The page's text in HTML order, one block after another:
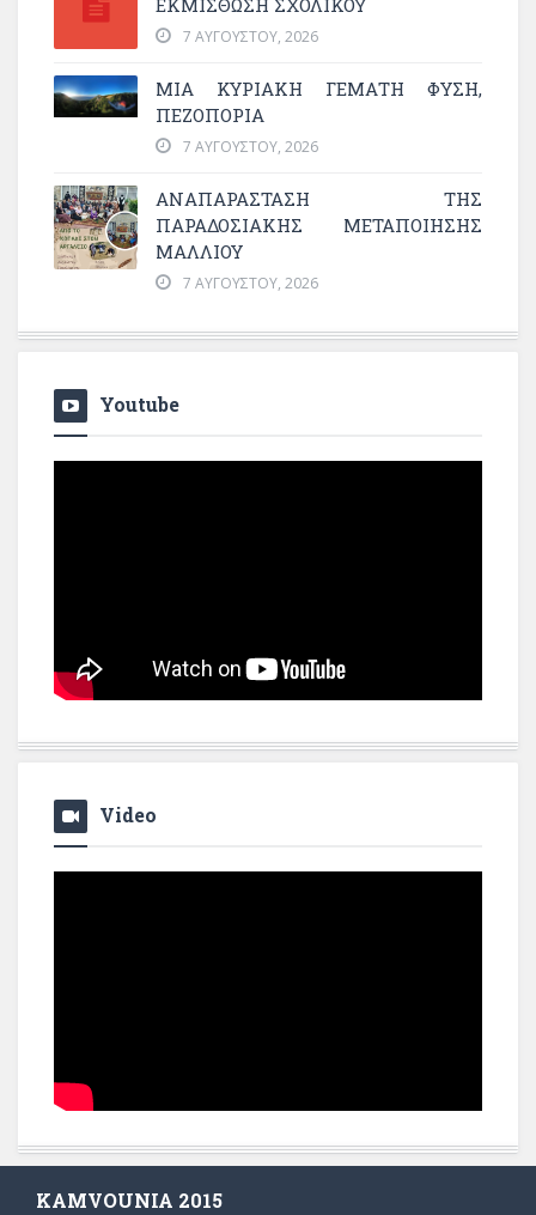
ΕΚΜΊΣΘΩΣΗ ΣΧΟΛΙΚΟΎ
7 ΑΥΓΟΎΣΤΟΥ, 2026
ΜΙΑ ΚΥΡΙΑΚΉ ΓΕΜΆΤΗ ΦΎΣΗ,
ΠΕΖΟΠΟΡΊΑ
7 ΑΥΓΟΎΣΤΟΥ, 2026
ΑΝΑΠΑΡΆΣΤΑΣΗ ΤΗΣ
ΠΑΡΑΔΟΣΙΑΚΉΣ ΜΕΤΑΠΟΊΗΣΗΣ
ΜΑΛΛΙΟΎ
7 ΑΥΓΟΎΣΤΟΥ, 2026
Youtube
Video
KAMVOUNIA 2015